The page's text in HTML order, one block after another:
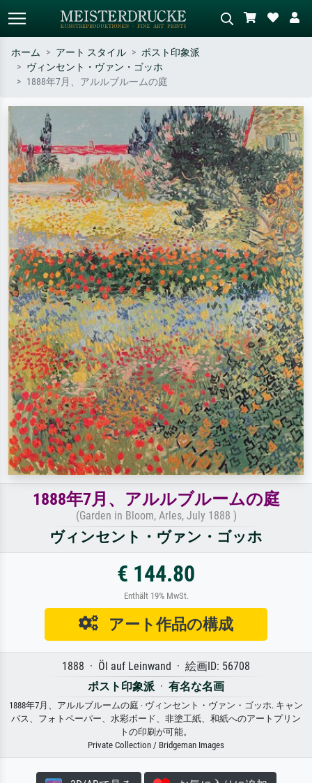
標準検索
– 例：モネ、星月夜、印象派、北
斎の波、ヌード。
緑の草原、赤の多い抽象画、暗い
油絵、木のそばの立ち姿のヌー
ド。
ホーム アート スタイル
ポスト印象派
ヴィンセント・ヴァン・ゴッホ
1888年7月、アルルブルームの庭
1888年7月、アルルブルームの庭
(Garden in Bloom, Arles, July 1888 )
ヴィンセント・ヴァン・ゴッホ
€ 144.80
Enthält 19% MwSt.
アート作品の構成
1888 · Öl auf Leinwand · 絵画ID: 56708
ポスト印象派 · 有名な名画
1888年7月、アルルブルームの庭 · ヴィンセント・ヴァン・ゴッホ. キャン
バス、フォトペーパー、水彩ボード、非塗工紙、和紙へのアートプリン
トの印刷が可能。
Private Collection / Bridgeman Images